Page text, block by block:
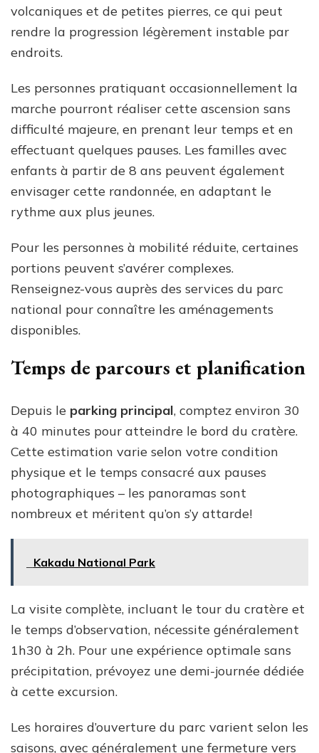
volcaniques et de petites pierres, ce qui peut
rendre la progression légèrement instable par
endroits.
Les personnes pratiquant occasionnellement la
marche pourront réaliser cette ascension sans
difficulté majeure, en prenant leur temps et en
effectuant quelques pauses. Les familles avec
enfants à partir de 8 ans peuvent également
envisager cette randonnée, en adaptant le
rythme aux plus jeunes.
Pour les personnes à mobilité réduite, certaines
portions peuvent s’avérer complexes.
Renseignez-vous auprès des services du parc
national pour connaître les aménagements
disponibles.
Temps de parcours et planification
Depuis le parking principal, comptez environ 30
à 40 minutes pour atteindre le bord du cratère.
Cette estimation varie selon votre condition
physique et le temps consacré aux pauses
photographiques – les panoramas sont
nombreux et méritent qu’on s’y attarde!
Kakadu National Park
La visite complète, incluant le tour du cratère et
le temps d’observation, nécessite généralement
1h30 à 2h. Pour une expérience optimale sans
précipitation, prévoyez une demi-journée dédiée
à cette excursion.
Les horaires d’ouverture du parc varient selon les
saisons, avec généralement une fermeture vers